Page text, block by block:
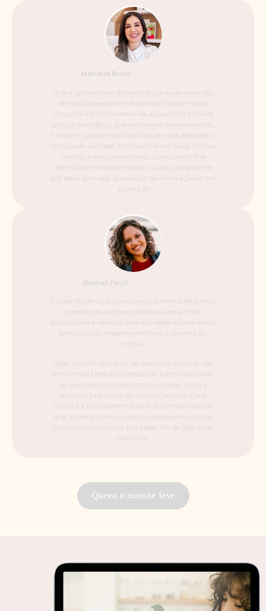
Mariana Brito
O que gostei mais do curso é que suas aulas são
de fato baseadas em evidências! Isso é muito
importante! No material de apoio vc cita vários
artigos científicos, que embasam as orientações.
Também gosto muito do fato de você defender a
comida de verdade…do cozinhar em casa. Comer
melhor e não comer mais. Como nutri me
identifiquei muito e escolhi o curso justamente
por estar grávida, aproveitar as orientações e me
atualizar!
Rachel Feijó
Cuidando de duas crianças com menos de 5 anos
e gestando outra eu precisava de ânimo,
disposição e a certeza de que o bebê estaria sendo
bem nutrido mesmo em meio à correria da
rotina.
Hoje, com 36 semanas de gestação, além de ver
como meu bebê está crescendo forte e saudável,
eu percebo como eu continuo super ativa e
disposta pra cuidar da minha família. Com
certeza a boa alimentação e os conhecimentos
que aprendi com o curso e coloquei em prática
foram fundamentais para esse fim de gestação
tranquilo.
Quero o mamãe leve